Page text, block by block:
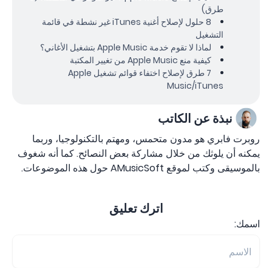
طرق)
8 حلول لإصلاح أغنية iTunes غير نشطة في قائمة
التشغيل
لماذا لا تقوم خدمة Apple Music بتشغيل الأغاني؟
كيفية منع Apple Music من تغيير المكتبة
7 طرق لإصلاح اختفاء قوائم تشغيل Apple
Music/iTunes
نبذة عن الكاتب
روبرت فابري هو مدون متحمس، ومهتم بالتكنولوجيا، وربما
يمكنه أن يلوثك من خلال مشاركة بعض النصائح. كما أنه شغوف
بالموسيقى وكتب لموقع AMusicSoft حول هذه الموضوعات.
اترك تعليق
اسمك: